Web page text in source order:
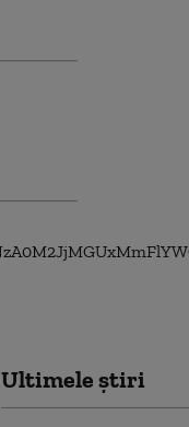
Ultimele știri